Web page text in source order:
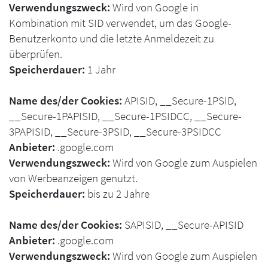
Verwendungszweck: Wird von Google in
Kombination mit SID verwendet, um das Google-
Benutzerkonto und die letzte Anmeldezeit zu
überprüfen.
Speicherdauer: 1 Jahr
Name des/der Cookies: APISID, __Secure-1PSID,
__Secure-1PAPISID, __Secure-1PSIDCC, __Secure-
3PAPISID, __Secure-3PSID, __Secure-3PSIDCC
Anbieter: .google.com
Verwendungszweck: Wird von Google zum Auspielen
von Werbeanzeigen genutzt.
Speicherdauer: bis zu 2 Jahre
Name des/der Cookies: SAPISID, __Secure-APISID
Anbieter: .google.com
Verwendungszweck: Wird von Google zum Auspielen